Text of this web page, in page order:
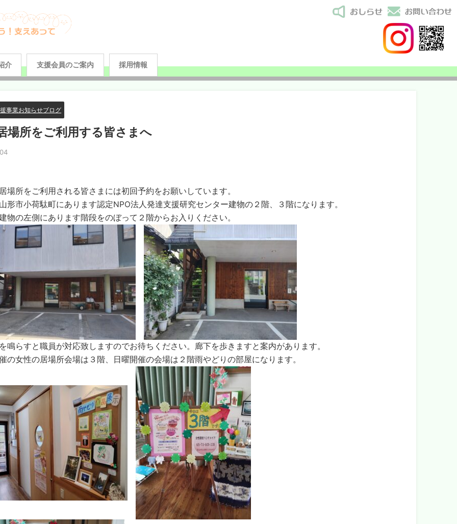
介 支援会員のご案内 採用情報
事業お知らせブログ
場所をご利用する皆さまへ
場所をご利用される皆さまには初回予約をお願いしています。
形市小荷駄町にあります認定NPO法人発達支援研究センター建物の２階、３階になります。
物の左側にあります階段をのぼって２階からお入りください。
鳴らすと職員が対応致しますのでお待ちください。廊下を歩きますと案内があります。
の女性の居場所会場は３階、日曜開催の会場は２階雨やどりの部屋になります。